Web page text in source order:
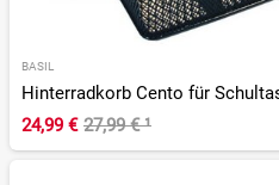
BASIL
Hinterradkorb Cento für
24,99 € 27,99 €¹